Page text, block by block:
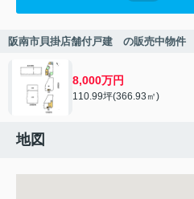
阪南市貝掛店舗付戸建 の販売中物件
8,000万円
110.99坪(366.93㎡)
地図